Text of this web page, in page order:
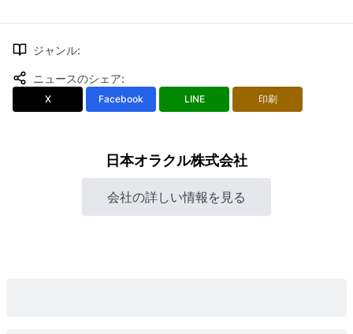
ジャンル:
ニュースのシェア:
X Facebook LINE 印刷
日本オラクル株式会社
会社の詳しい情報を見る